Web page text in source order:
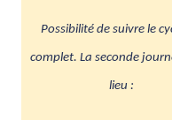
Possibilité de suivre le
complet. La seconde
lieu :